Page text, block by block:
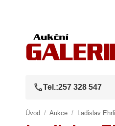
callTel.:257 328 547
Úvod / Aukce / Ladislav